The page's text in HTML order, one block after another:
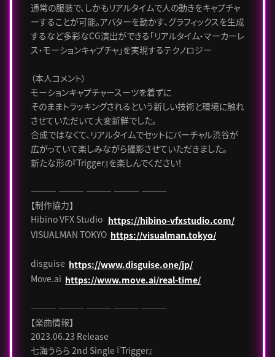
通常の服装で、しかもリアルタイムで人の動きをキャプチャ
ーすることが可能。アバターを動かす、グラフィックスを生成
するなど多彩なCG演出ができる「リアルタイム・マーカーレ
ス・モーションキャプチャ」を実現するテクノロジー
（本人コメント）
モーションキャプチャースーツを着ずに
そのままトラッキングされるという新しい技術と環境に触れ
させていただいて大変新鮮でした。
合成ではなくて、リアルタイムでセットにバーチャル渋谷が
広がっていて楽しみながら撮影させていただきました。
新たな形の『Trigger』を楽しんでください！
――― ――― ――― ――― ―――
【制作協力】
Hibino VFX Studio https://hibino-vfxstudio.com/
VISUALMAN TOKYO https://visualman.tokyo/
disguise https://www.disguise.one/jp/
Move.ai https://www.move.ai/real-time/
――― ――― ――― ――― ―――
【楽曲情報】
2023.06.23 Release
七海うらら 2nd Single 『Trigger』